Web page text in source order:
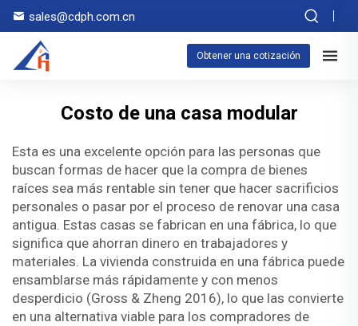
sales@cdph.com.cn
Obtener una cotización
Costo de una casa modular
Esta es una excelente opción para las personas que
buscan formas de hacer que la compra de bienes
raíces sea más rentable sin tener que hacer sacrificios
personales o pasar por el proceso de renovar una casa
antigua. Estas casas se fabrican en una fábrica, lo que
significa que ahorran dinero en trabajadores y
materiales. La vivienda construida en una fábrica puede
ensamblarse más rápidamente y con menos
desperdicio (Gross & Zheng 2016), lo que las convierte
en una alternativa viable para los compradores de